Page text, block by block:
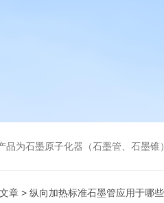
原子化器（石墨管、石墨锥）、元素空心阴极灯、氘灯、空心
章 > 纵向加热标准石墨管应用于哪